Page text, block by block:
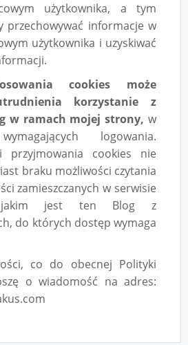
użytkownika, a tym
przechowywać informacje w
użytkownika i uzyskiwać
cookies może
korzystanie z
w ramach mojej strony, w
logowania.
przyjmowania cookies nie
braku możliwości czytania
zamieszczanych w serwisie
jakim jest ten Blog z
do których dostęp wymaga
co do obecnej Polityki
o wiadomość na adres: